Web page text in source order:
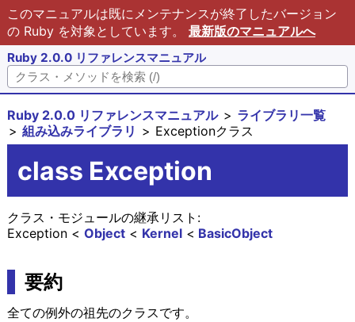
このマニュアルは既にメンテナンスが終了したバージョン
の Ruby を対象としています。 最新版のマニュアルへ
Ruby 2.0.0 リファレンスマニュアル
Ruby 2.0.0 リファレンスマニュアル
ライブラリ一覧
組み込みライブラリ
Exceptionクラス
class Exception
クラス・モジュールの継承リスト:
BasicObject
Kernel
Object
Exception
要約
全ての例外の祖先のクラスです。